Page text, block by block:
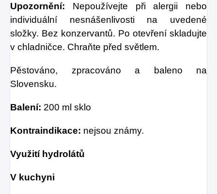
Upozornění: Nepoužívejte při alergii nebo
individuální nesnášenlivosti na uvedené
složky. Bez konzervantů. Po otevření skladujte
v chladničce. Chraňte před světlem.
Pěstováno, zpracováno a baleno na
Slovensku.
Balení: 200 ml sklo
Kontraindikace: nejsou známy.
Využití hydrolátů
V kuchyni